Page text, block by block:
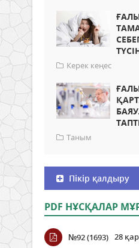
Керек кеңес
Таным
Пікір қалдыру
PDF НҰСҚАЛАР
№92 (1693) 28